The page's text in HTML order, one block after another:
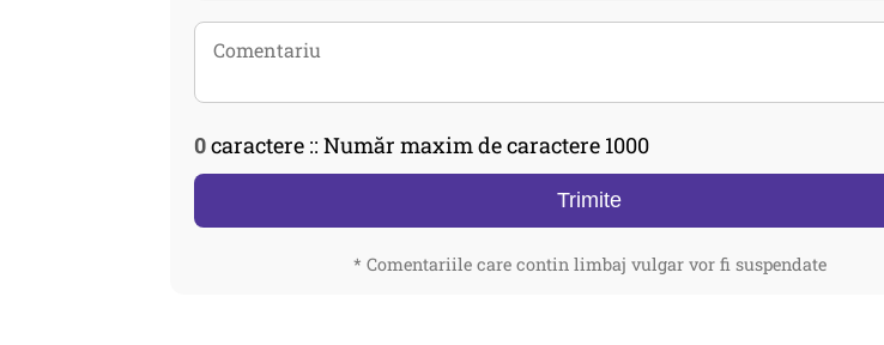
0caractere :: Număr maxim de caractere 1000
Trimite
* Comentariile care contin limbaj vulgar vor fi suspendate